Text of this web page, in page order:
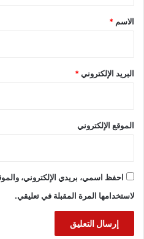
*
الاسم *
البريد الإلكتروني*
الموقع الإلكتروني
احفظ اسمي، بريدي الإلكتروني،
لاستخدامها المرة المقبلة في تعليقي.